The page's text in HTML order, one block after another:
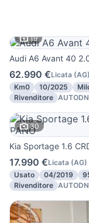
19
Audi A6 Avant 40
62.990 €Licata (AG)
Km0
10/2025
Rivenditore
30
Kia Sportage 1.6
17.990 €Licata (AG)
Usato
04/2019
Rivenditore